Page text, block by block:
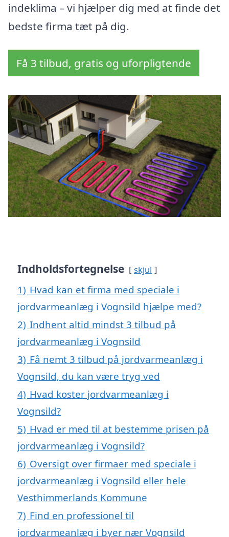
indeklima – vi hjælper dig med at finde det
bedste firma tæt på dig.
Få 3 tilbud, gratis og uforpligtende
Indholdsfortegnelse skjul
1) Hvad kan et firma med speciale i
jordvarmeanlæg i Vognsild hjælpe med?
2) Indhent altid mindst 3 tilbud på
jordvarmeanlæg i Vognsild
3) Få nemt 3 tilbud på jordvarmeanlæg i
Vognsild, du kan være tryg ved
4) Hvad koster jordvarmeanlæg i
Vognsild?
5) Hvad er med til at bestemme prisen på
jordvarmeanlæg i Vognsild?
6) Oversigt over firmaer med speciale i
jordvarmeanlæg i Vognsild eller hele
Vesthimmerlands Kommune
7) Find en professionel til
jordvarmeanlæg i byer nær Vognsild